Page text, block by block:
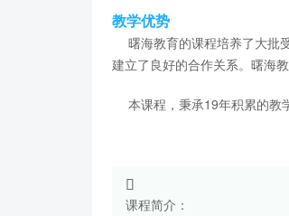
教学优势
曙海教育的课程培养了大批
建立了良好的合作关系。曙海
本课程，秉承19年积累的教
课程简介：